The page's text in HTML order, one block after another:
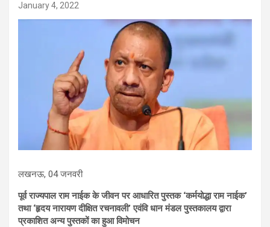
January 4, 2022
लखनऊ, 04 जनवरी
पूर्व राज्यपाल राम नाईक के जीवन पर आधारित पुस्तक ‘कर्मयोद्धा राम नाईक’
तथा ‘हृदय नारायण दीक्षित रचनावली’ एवंवि धान मंडल पुस्तकालय द्वारा
प्रकाशित अन्य पुस्तकों का हुआ विमोचन